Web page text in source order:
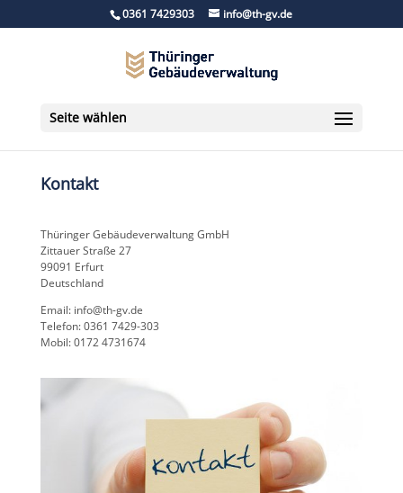
0361 7429303 info@th-gv.de
Seite wählen
Kontakt
Thüringer Gebäudeverwaltung GmbH
Zittauer Straße 27
99091 Erfurt
Deutschland
Email: info@th-gv.de
Telefon: 0361 7429-303
Mobil: 0172 4731674